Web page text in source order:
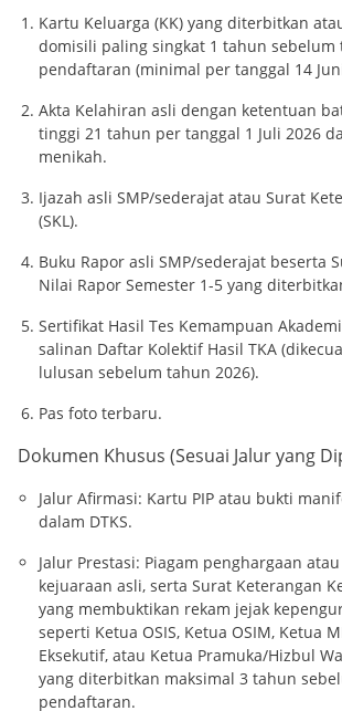
Kartu Keluarga (KK) yang diterbitkan
domisili paling singkat 1 tahun sebelum
pendaftaran (minimal per tanggal 14
Akta Kelahiran asli dengan ketentuan
tinggi 21 tahun per tanggal 1 Juli 2026
menikah.
Ijazah asli SMP/sederajat atau Surat
(SKL).
Buku Rapor asli SMP/sederajat beserta
Nilai Rapor Semester 1-5 yang
Sertifikat Hasil Tes Kemampuan
salinan Daftar Kolektif Hasil TKA
lulusan sebelum tahun 2026).
Pas foto terbaru.
Dokumen Khusus (Sesuai Jalur yang
Jalur Afirmasi: Kartu PIP atau bukti
dalam DTKS.
Jalur Prestasi: Piagam penghargaan
kejuaraan asli, serta Surat Keterangan
yang membuktikan rekam jejak
seperti Ketua OSIS, Ketua OSIM, Ketua
Eksekutif, atau Ketua Pramuka/Hizbul
yang diterbitkan maksimal 3 tahun
pendaftaran.